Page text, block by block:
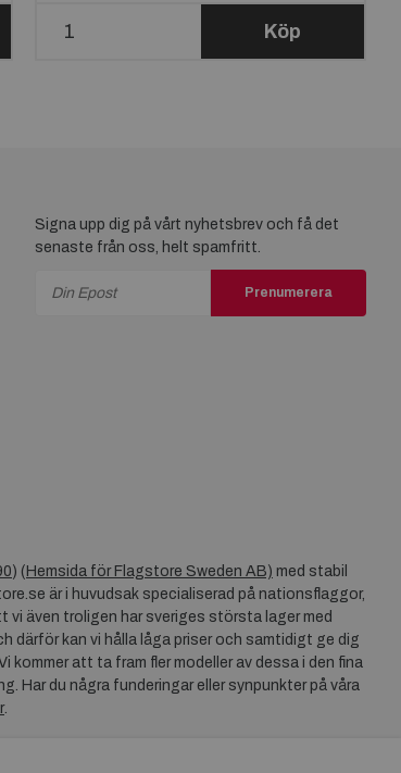
Köp
Signa upp dig på vårt nyhetsbrev och få det
senaste från oss, helt spamfritt.
Prenumerera
) ( Hemsida för Flagstore Sweden AB) med stabil
är i huvudsak specialiserad på nationsflaggor,
vi även troligen har sveriges största lager med
därför kan vi hålla låga priser och samtidigt ge dig
att ta fram fler modeller av dessa i den fina
Har du några funderingar eller synpunkter på våra
.